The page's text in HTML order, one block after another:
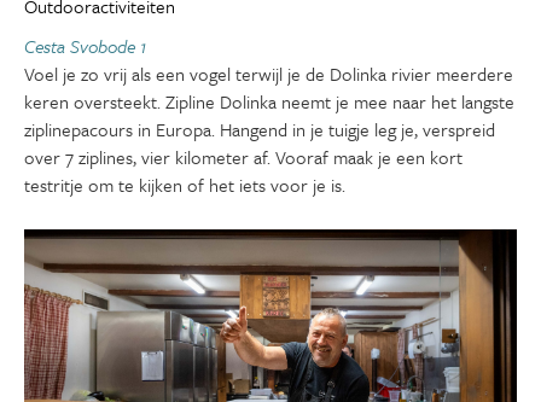
Outdooractiviteiten
Cesta Svobode 1
Voel je zo vrij als een vogel terwijl je de Dolinka rivier meerdere
keren oversteekt. Zipline Dolinka neemt je mee naar het langste
ziplinepacours in Europa. Hangend in je tuigje leg je, verspreid
over 7 ziplines, vier kilometer af. Vooraf maak je een kort
testritje om te kijken of het iets voor je is.